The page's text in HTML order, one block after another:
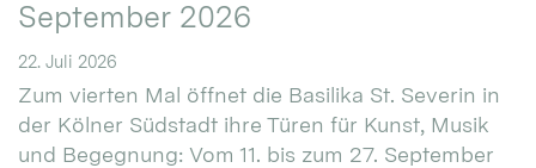
September 2026
22. Juli 2026
Zum vierten Mal öffnet die Basilika St. Severin in
der Kölner Südstadt ihre Türen für Kunst, Musik
und Begegnung: Vom 11. bis zum 27. September